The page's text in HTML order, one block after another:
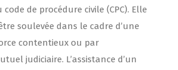
code de procédure civile (CPC). Elle
soulevée dans le cadre d’une
contentieux ou par
judiciaire. L’assistance d’un